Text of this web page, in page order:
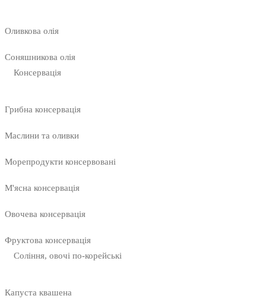
Оливкова олія
Соняшникова олія
Консервація
Грибна консервація
Маслини та оливки
Морепродукти консервовані
М'ясна консервація
Овочева консервація
Фруктова консервація
Соління, овочі по-корейські
Капуста квашена